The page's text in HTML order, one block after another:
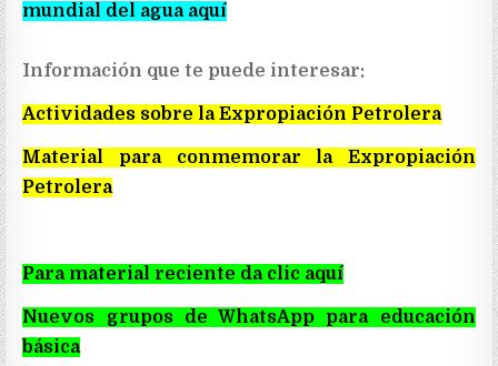
mundial del agua aquí
Información que te puede interesar:
Actividades sobre la Expropiación Petrolera
Material para conmemorar la Expropiación
Petrolera
Para material reciente da clic aquí
Nuevos grupos de WhatsApp para educación
básica